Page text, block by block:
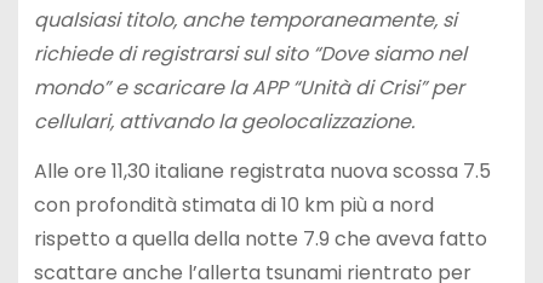
qualsiasi titolo, anche temporaneamente, si
richiede di registrarsi sul sito “Dove siamo nel
mondo” e scaricare la APP “Unità di Crisi” per
cellulari, attivando la geolocalizzazione.
Alle ore 11,30 italiane registrata nuova scossa 7.5
con profondità stimata di 10 km più a nord
rispetto a quella della notte 7.9 che aveva fatto
scattare anche l’allerta tsunami rientrato per